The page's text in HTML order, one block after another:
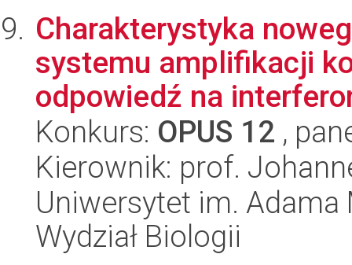
Charakterystyka
systemu amplifikacji
odpowiedź na
Konkurs: OPUS 12 ,
Kierownik: prof.
Uniwersytet im.
Wydział Biologii